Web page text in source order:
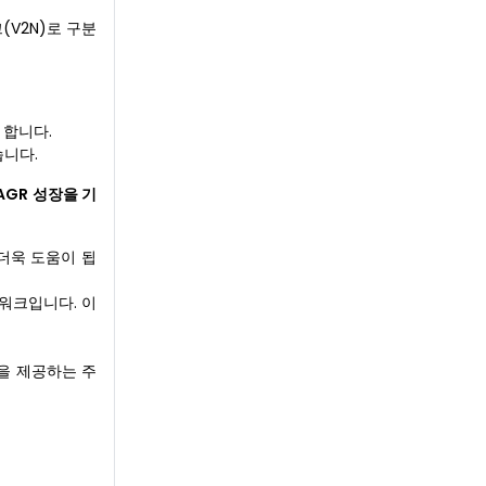
로 구분
니다.
다.
성장을 기
욱 도움이 됩
크입니다. 이
제공하는 주